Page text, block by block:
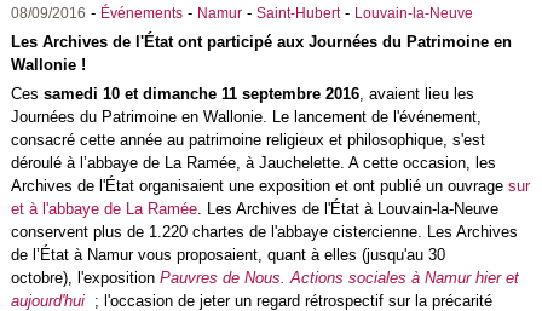
08/09/2016 - Événements- Namur- Saint-Hubert- Louvain-la-Neuve
Les Archives de l'État ont participé aux Journées du Patrimoine en
Wallonie !
Ces samedi 10 et dimanche 11 septembre 2016, avaient lieu les
Journées du Patrimoine en Wallonie. Le lancement de l'événement,
consacré cette année au patrimoine religieux et philosophique, s'est
déroulé à l’abbaye de La Ramée, à Jauchelette. A cette occasion, les
Archives de l'État organisaient une exposition et ont publié un ouvrage sur
et à l'abbaye de La Ramée. Les Archives de l'État à Louvain-la-Neuve
conservent plus de 1.220 chartes de l'abbaye cistercienne. Les Archives
de l’État à Namur vous proposaient, quant à elles (jusqu'au 30
octobre), l'exposition Pauvres de Nous. Actions sociales à Namur hier et
aujourd'hui; l'occasion de jeter un regard rétrospectif sur la précarité